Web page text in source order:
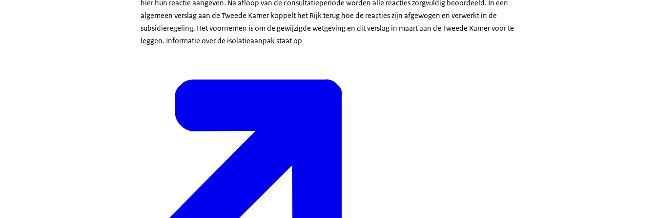
hier hun reactie aangeven. Na afloop van de consultatieperiode worden alle reacties zorgvuldig beoordeeld. In een
algemeen verslag aan de Tweede Kamer koppelt het Rijk terug hoe de reacties zijn afgewogen en verwerkt in de
subsidieregeling. Het voornemen is om de gewijzigde wetgeving en dit verslag in maart aan de Tweede Kamer voor te
leggen. Informatie over de isolatieaanpak staat op